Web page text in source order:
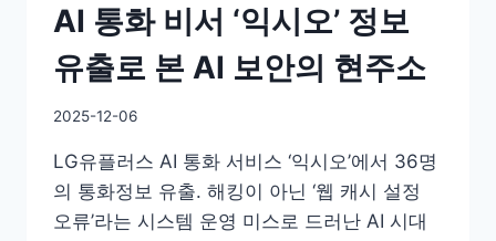
AI 통화 비서 ‘익시오’ 정보
유출로 본 AI 보안의 현주소
By
이
슈
2025-12-06
LG유플러스 AI 통화 서비스 ‘익시오’에서 36명
의 통화정보 유출. 해킹이 아닌 ‘웹 캐시 설정
오류’라는 시스템 운영 미스로 드러난 AI 시대